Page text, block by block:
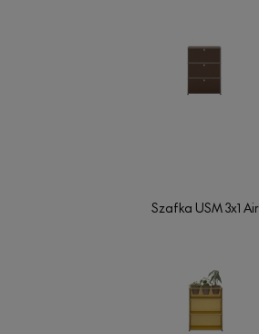
Szafka USM 3x1 Air